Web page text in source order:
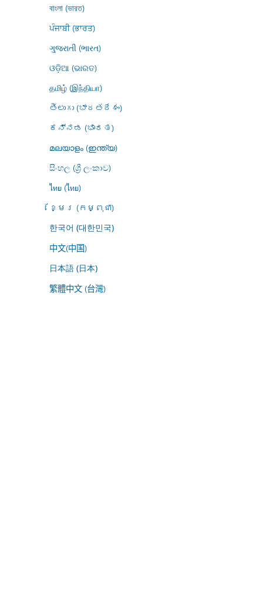
বাংলা (ভারত)
ਪੰਜਾਬੀ (ਭਾਰਤ)
ગુજરાતી (ભારત)
ଓଡ଼ିଆ (ଭାରତ)
தமிழ் (இந்தியா)
తెలుగు (భారతదేశం)
ಕನ್ನಡ (ಭಾರತ)
മലയാളം (ഇന്ത്യ)
සිංහල (ශ්‍රී ලංකාව)
ไทย (ไทย)
ខ្មែរ (កម្ពុជា)
한국어 (대한민국)
中文(中国)
日本語 (日本)
繁體中文 (台灣)